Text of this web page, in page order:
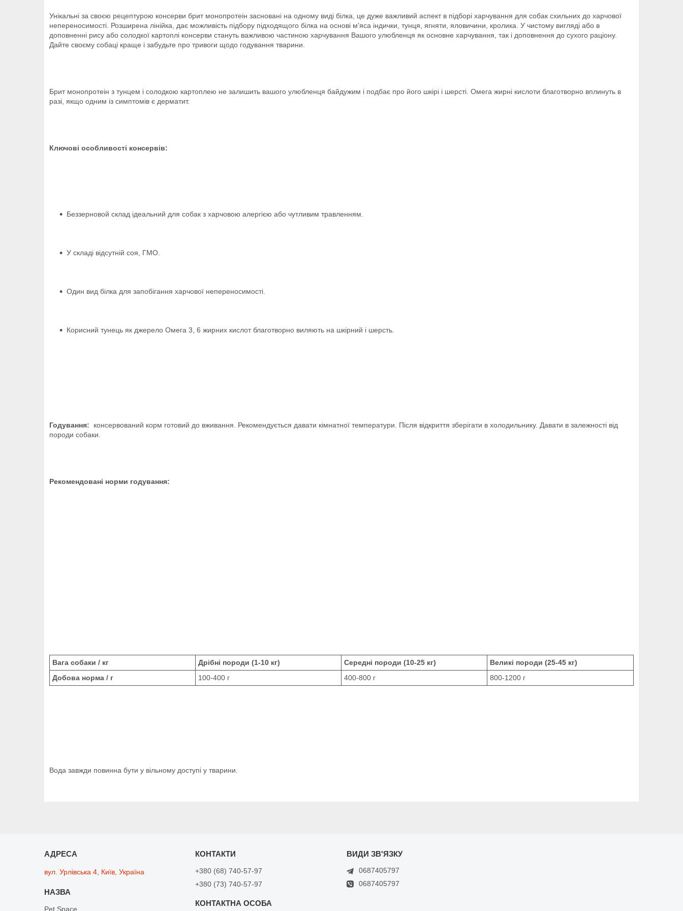
Унікальні за своєю рецептурою консерви брит монопротеін засновані на одному виді білка, це дуже важливий аспект в підборі харчування для собак схильних до харчової
непереносимості. Розширена лінійка, дає можливість підбору підходящого білка на основі м'яса індички, тунця, ягняти, яловичини, кролика. У чистому вигляді або в
доповненні рису або солодкої картоплі консерви стануть важливою частиною харчування Вашого улюбленця як основне харчування, так і доповнення до сухого раціону.
Дайте своєму собаці краще і забудьте про тривоги щодо годування тварини.
Брит монопротеін з тунцем і солодкою картоплею не залишить вашого улюбленця байдужим і подбає про його шкірі і шерсті. Омега жирні кислоти благотворно вплинуть в
разі, якщо одним із симптомів є дерматит.
Ключові особливості консервів:
Беззерновой склад ідеальний для собак з харчовою алергією або чутливим травленням.
У складі відсутній соя, ГМО.
Один вид білка для запобігання харчової непереносимості.
Корисний тунець як джерело Омега 3, 6 жирних кислот благотворно виляють на шкірний і шерсть.
Годування:
консервований корм готовий до вживання. Рекомендується давати кімнатної температури. Після відкриття зберігати в холодильнику. Давати в залежності від
породи собаки.
Рекомендовані норми годування:
Вага собаки / кг Дрібні породи (1-10 кг) Середні породи (10-25 кг)
Великі породи (25-45 кг)
Добова норма / г
100-400 г 400-800 г 800-1200 г
Вода завжди повинна бути у вільному доступі у тварини.
вул. Урлівська 4, Київ, Україна
Pet Space
+380 (68) 740-57-97
+380 (73) 740-57-97
0687405797
0687405797